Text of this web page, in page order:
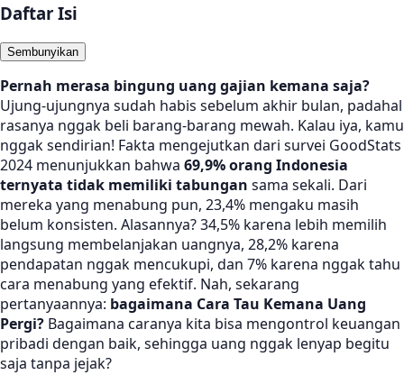
Daftar Isi
Sembunyikan
Pernah merasa bingung uang gajian kemana saja?
Ujung-ujungnya sudah habis sebelum akhir bulan, padahal
rasanya nggak beli barang-barang mewah. Kalau iya, kamu
nggak sendirian! Fakta mengejutkan dari survei GoodStats
2024 menunjukkan bahwa 69,9% orang Indonesia
ternyata tidak memiliki tabungan sama sekali. Dari
mereka yang menabung pun, 23,4% mengaku masih
belum konsisten. Alasannya? 34,5% karena lebih memilih
langsung membelanjakan uangnya, 28,2% karena
pendapatan nggak mencukupi, dan 7% karena nggak tahu
cara menabung yang efektif. Nah, sekarang
pertanyaannya: bagaimana Cara Tau Kemana Uang
Pergi? Bagaimana caranya kita bisa mengontrol keuangan
pribadi dengan baik, sehingga uang nggak lenyap begitu
saja tanpa jejak?